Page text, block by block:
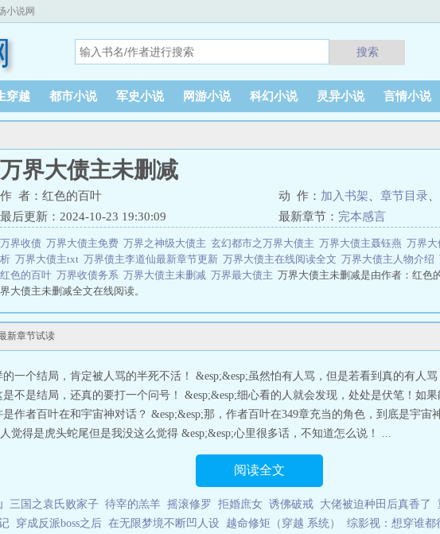
小说网
搜索
穿越 都市小说 军史小说 网游小说 科幻小说 灵异小说 言情小说
万界大债主未删减
作 者：红色的百叶 动 作： 加入书架 章节目录
最后更新：2024-10-23 19:30:09
最新章节： 完本感言
万界收债 万界大债主免费 万界之神级大债主 玄幻都市之万界大债主 万界大债主聂钰燕 万界大
析 万界大债主txt 万界债主李道仙最新章节更新 万界大债主在线阅读全文 万界大债主人物介绍
红色的百叶 万界收债务系 万界大债主未删减 万界最大债主 万界大债主未删减是由作者：红色
界大债主未删减全文在线阅读。
新章节试读
一个结局，肯定被人骂的半死不活！ &esp;&esp;虽然怕有人骂，但是若看到真的有人
是不是结局，还真的要打一个问号！ &esp;&esp;细心看的人就会发现，处处是伏笔！如
作者百叶在和宇宙神对话？ &esp;&esp;那，作者百叶在349章充当的角色，到底是宇宙
觉得是虎头蛇尾但是我没这么觉得 &esp;&esp;心里很多话，不知道怎么说！ ...
阅读全文
三国之袁氏败家子 待宰的羔羊 摇滚修罗 拒婚庶女 诱佛破戒 大佬被迫种田后真香了
穿成反派boss之后 在无限梦境不断凹人设 越命修矩（穿越 系统） 综影视：想穿谁都